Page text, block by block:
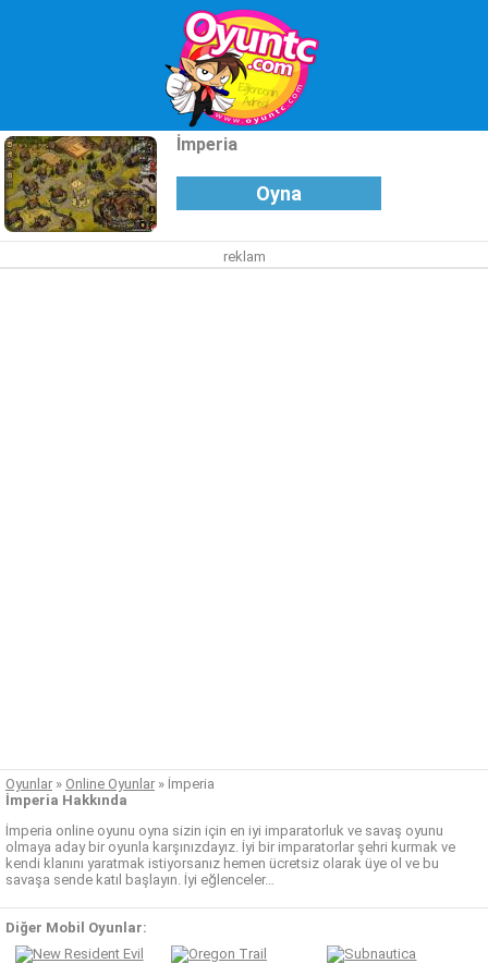
İmperia
Oyna
reklam
Oyunlar » Online Oyunlar » İmperia
İmperia Hakkında
İmperia online oyunu oyna sizin için en iyi imparatorluk ve savaş oyunu
olmaya aday bir oyunla karşınızdayız. İyi bir imparatorlar şehri kurmak ve
kendi klanını yaratmak istiyorsanız hemen ücretsiz olarak üye ol ve bu
savaşa sende katıl başlayın. İyi eğlenceler…
Diğer Mobil Oyunlar: